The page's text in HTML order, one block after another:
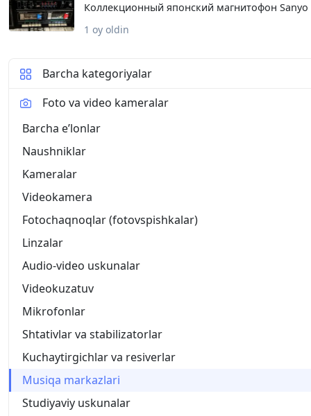
Коллекционный японский магнитофон Sanyo
1 oy oldin
Barcha kategoriyalar
Foto va video kameralar
Barcha eʼlonlar
Naushniklar
Kameralar
Videokamera
Fotochaqnoqlar (fotovspishkalar)
Linzalar
Audio-video uskunalar
Videokuzatuv
Mikrofonlar
Shtativlar va stabilizatorlar
Kuchaytirgichlar va resiverlar
Musiqa markazlari
Studiyaviy uskunalar